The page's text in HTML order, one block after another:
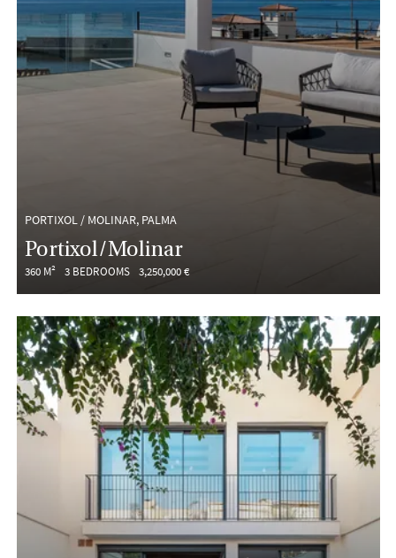
PORTIXOL / MOLINAR, PALMA
Portixol/Molinar
360 M² 3 BEDROOMS 3,250,000 €